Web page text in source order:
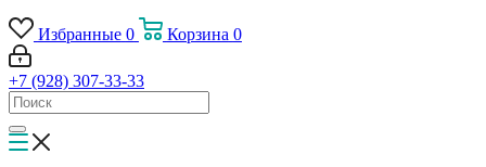
Избранные 0 Корзина 0
+7 (928) 307-33-33